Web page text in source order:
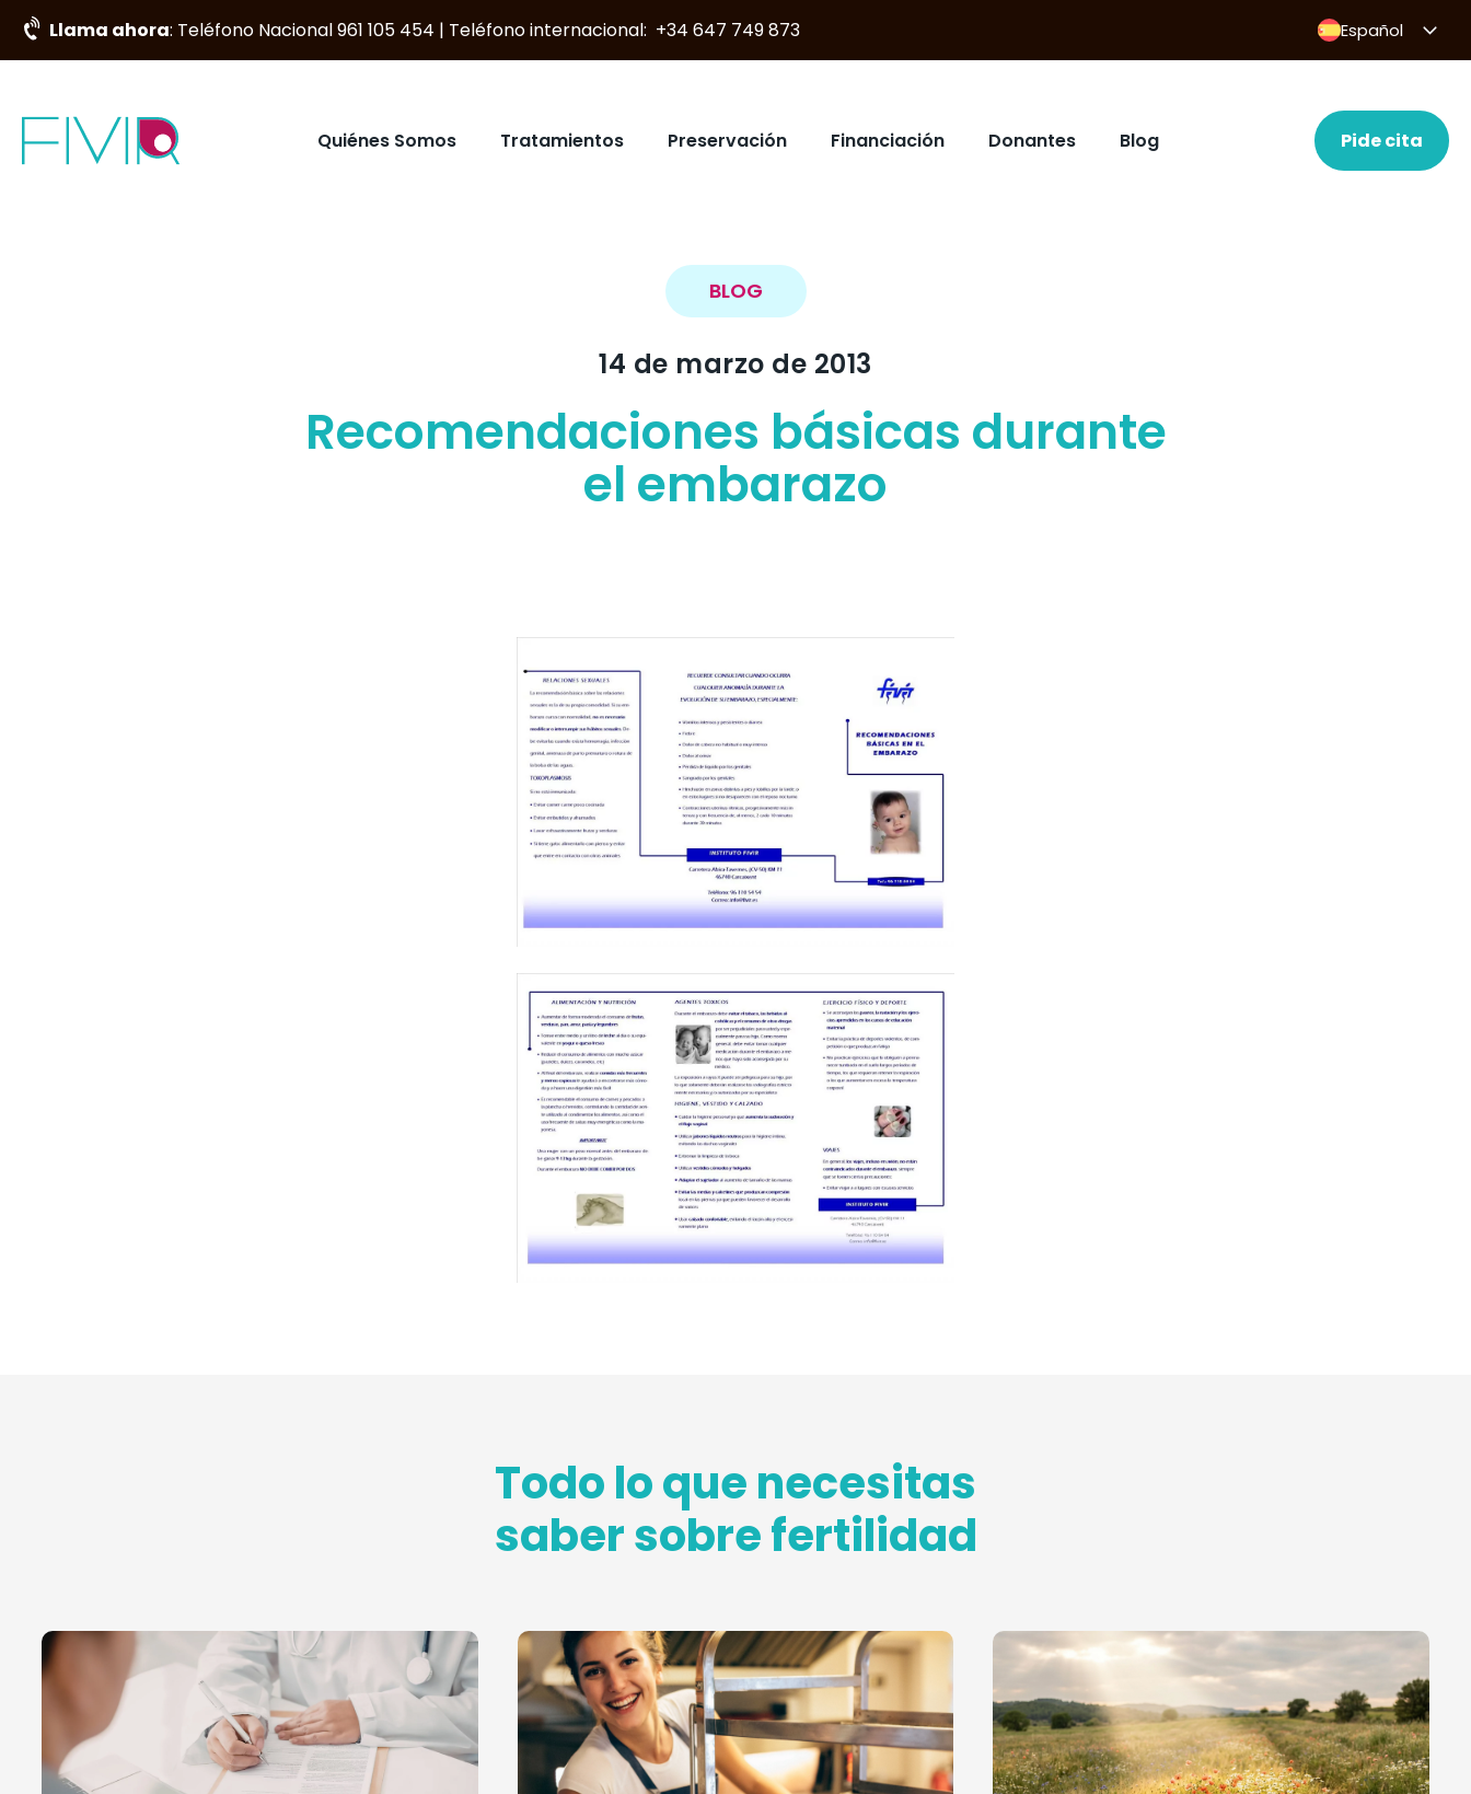
Llama ahora: Teléfono Nacional 961 105 454 | Teléfono internacional: +34 647 749 873 Español
Quiénes Somos Tratamientos Preservación Financiación Donantes Blog Pide cita
BLOG
14 de marzo de 2013
Recomendaciones básicas durante
el embarazo
Todo lo que necesitas
saber sobre fertilidad